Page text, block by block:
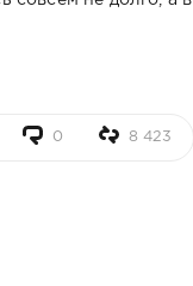
0 8 423